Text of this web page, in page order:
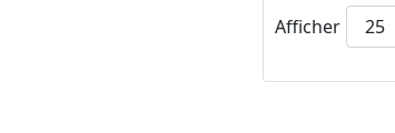
Afficher